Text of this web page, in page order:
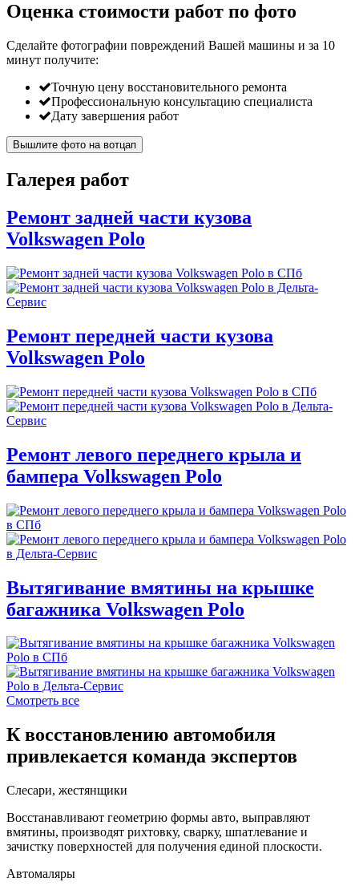
Оценка стоимости работ по фото
Сделайте фотографии повреждений Вашей машины и за 10
минут получите:
Точную цену восстановительного ремонта
Профессиональную консультацию специалиста
Дату завершения работ
Вышлите фото на вотцап
Галерея работ
Ремонт задней части кузова
Volkswagen Polo
Ремонт передней части кузова
Volkswagen Polo
Ремонт левого переднего крыла и
бампера Volkswagen Polo
Вытягивание вмятины на крышке
багажника Volkswagen Polo
Смотреть все
К восстановлению автомобиля
привлекается команда экспертов
Слесари, жестянщики
Восстанавливают геометрию формы авто, выправляют
вмятины, производят рихтовку, сварку, шпатлевание и
зачистку поверхностей для получения единой плоскости.
Автомаляры